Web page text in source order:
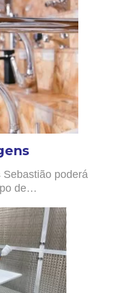
poderá
de…